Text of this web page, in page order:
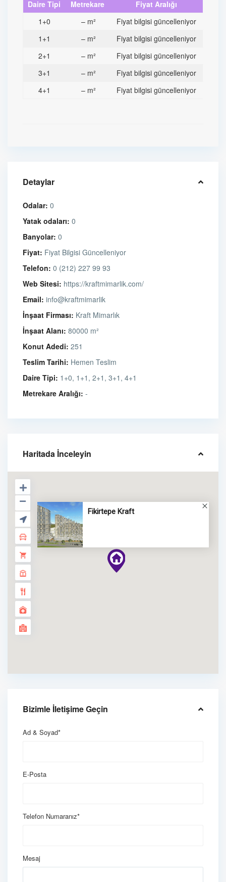
Daire Tipi Metrekare
Fiyat Aralığı
1+0
– m²
Fiyat bilgisi güncelleniyor
1+1
– m²
Fiyat bilgisi güncelleniyor
2+1
– m²
Fiyat bilgisi güncelleniyor
3+1
– m²
Fiyat bilgisi güncelleniyor
4+1
– m² Fiyat bilgisi güncelleniyor
Detaylar
Odalar: 0
Yatak odaları: 0
Banyolar: 0
Fiyat: Fiyat Bilgisi Güncelleniyor
Telefon: 0 (212) 227 99 93
Web Sitesi: https://kraftmimarlik.com/
Email: info@kraftmimarlik
İnşaat Firması: Kraft Mimarlık
İnşaat Alanı: 80000 m²
Konut Adedi: 251
Teslim Tarihi: Hemen Teslim
Daire Tipi: 1+0, 1+1, 2+1, 3+1, 4+1
Metrekare Aralığı: -
Haritada İnceleyin
Fikirtepe Kraft
Bizimle İletişime Geçin
Ad & Soyad*
E-Posta
Telefon Numaranız*
Mesaj